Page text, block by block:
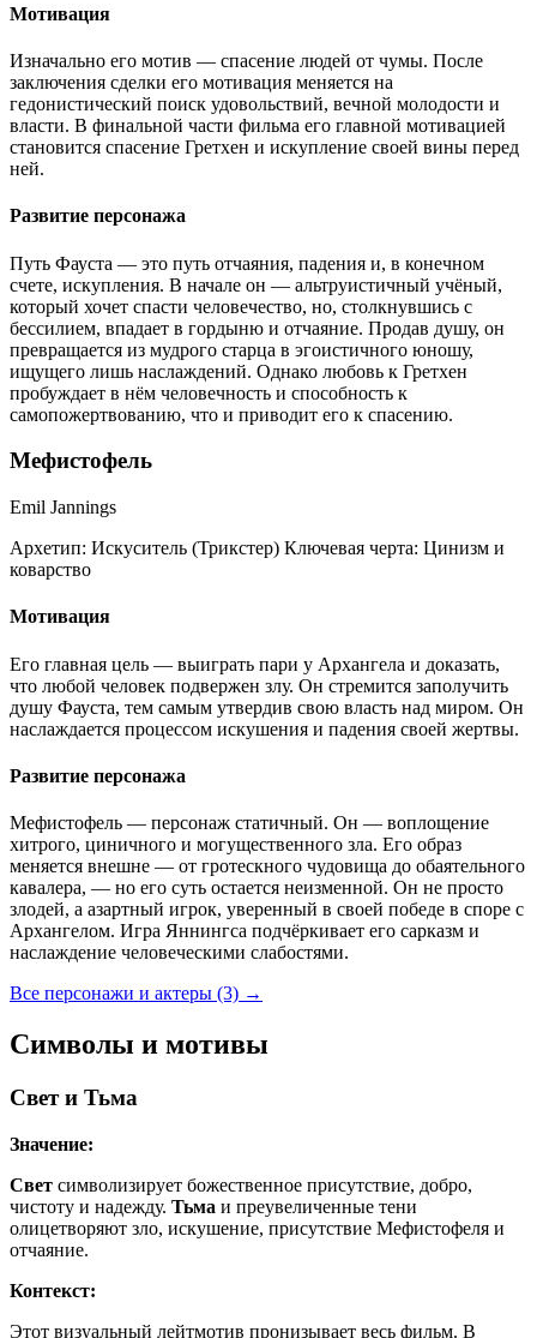
Мотивация
Изначально его мотив — спасение людей от чумы. После
заключения сделки его мотивация меняется на
гедонистический поиск удовольствий, вечной молодости и
власти. В финальной части фильма его главной мотивацией
становится спасение Гретхен и искупление своей вины перед
ней.
Развитие персонажа
Путь Фауста — это путь отчаяния, падения и, в конечном
счете, искупления. В начале он — альтруистичный учёный,
который хочет спасти человечество, но, столкнувшись с
бессилием, впадает в гордыню и отчаяние. Продав душу, он
превращается из мудрого старца в эгоистичного юношу,
ищущего лишь наслаждений. Однако любовь к Гретхен
пробуждает в нём человечность и способность к
самопожертвованию, что и приводит его к спасению.
Мефистофель
Emil Jannings
Архетип: Искуситель (Трикстер) Ключевая черта: Цинизм и
коварство
Мотивация
Его главная цель — выиграть пари у Архангела и доказать,
что любой человек подвержен злу. Он стремится заполучить
душу Фауста, тем самым утвердив свою власть над миром. Он
наслаждается процессом искушения и падения своей жертвы.
Развитие персонажа
Мефистофель — персонаж статичный. Он — воплощение
хитрого, циничного и могущественного зла. Его образ
меняется внешне — от гротескного чудовища до обаятельного
кавалера, — но его суть остается неизменной. Он не просто
злодей, а азартный игрок, уверенный в своей победе в споре с
Архангелом. Игра Яннингса подчёркивает его сарказм и
наслаждение человеческими слабостями.
Все персонажи и актеры (3) →
Символы и мотивы
Свет и Тьма
Значение:
Свет символизирует божественное присутствие, добро,
чистоту и надежду. Тьма и преувеличенные тени
олицетворяют зло, искушение, присутствие Мефистофеля и
отчаяние.
Контекст:
Этот визуальный лейтмотив пронизывает весь фильм. В